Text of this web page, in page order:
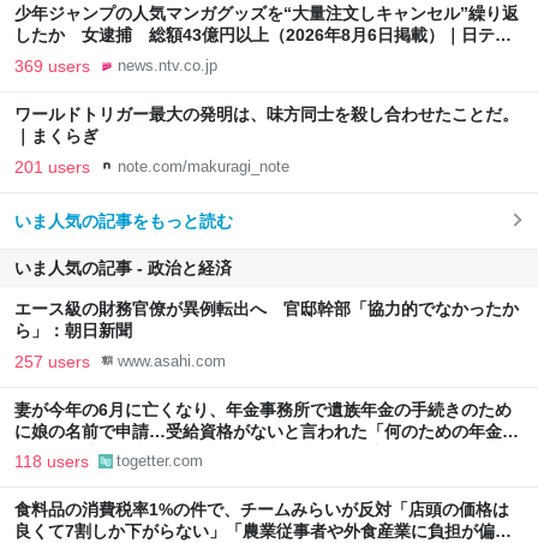
少年ジャンプの人気マンガグッズを“大量注文しキャンセル”繰り返
したか 女逮捕 総額43億円以上（2026年8月6日掲載）｜日テレ
NEWS NNN
369 users news.ntv.co.jp
ワールドトリガー最大の発明は、味方同士を殺し合わせたことだ。
｜まくらぎ
201 users note.com/makuragi_note
いま人気の記事をもっと読む
いま人気の記事 - 政治と経済
エース級の財務官僚が異例転出へ 官邸幹部「協力的でなかったか
ら」：朝日新聞
257 users www.asahi.com
妻が今年の6月に亡くなり、年金事務所で遺族年金の手続きのため
に娘の名前で申請…受給資格がないと言われた「何のための年金な
のか」→貯金と考えるか？保険と考えるか？で違う
118 users togetter.com
食料品の消費税率1%の件で、チームみらいが反対「店頭の価格は
良くて7割しか下がらない」「農業従事者や外食産業に負担が偏